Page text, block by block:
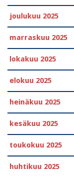
joulukuu 2025
marraskuu 2025
lokakuu 2025
elokuu 2025
heinäkuu 2025
kesäkuu 2025
toukokuu 2025
huhtikuu 2025